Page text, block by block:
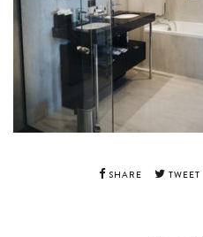
SHARE TWEET